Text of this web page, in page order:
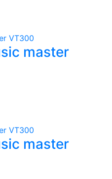
master
master